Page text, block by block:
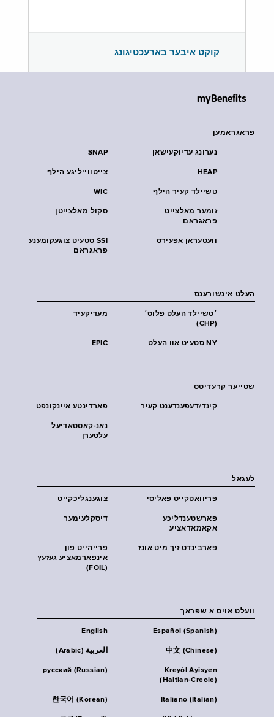
קוקט איבער בארעכטיגונג
myBenefits
פראגראמען
SNAP נערונג עדיוקעישאן
צייטווייליגע הילף HEAP
WIC טשיילד קעיר הילף
סקול מאלצייטן
זומער מאלצייט
פראגראם
SSI סטעיט צוגעקומענע
פראגראם
וועטעראן אפעירס
העלט אינשורענס
מעדיקעיד
׳טשיילד העלט פּלוס׳
(CHP)
EPIC NY סטעיט אוו העלט
שטייער קרעדיטס
פארדינטע איינקונפט קינד/דעפענדענט קעיר
נאנ-קאסטאדיעל
עלטערן
לעגאל
צוגענגליכקייט פּריוואטקייט פּאליסי
דיסקלעימער
פארשטענדליכע
אקאמאדאציע
פרייהייט פון
אינפארמאציע געזעץ
(FOIL)
פארבינדט זיך מיט אונז
וועלט אויס א שפראך
English Español (Spanish)
العربية (Arabic) 中文 (Chinese)
русский (Russian)
Kreyòl Ayisyen
(Haitian-Creole)
한국어 (Korean) Italiano (Italian)